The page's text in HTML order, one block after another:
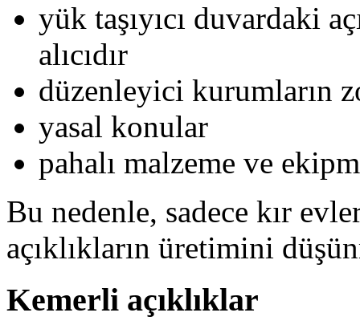
yük taşıyıcı duvardaki
alıcıdır
düzenleyici kurumların
yasal konular
pahalı malzeme ve
Bu nedenle, sadece kır
açıklıkların üretimini
Kemerli açıklıklar